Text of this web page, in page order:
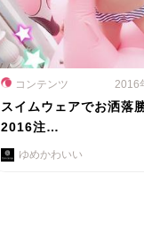
コンテンツ 2016
スイムウェアでお洒落
2016注…
ゆめかわいい